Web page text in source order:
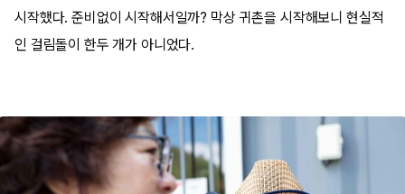
시작했다. 준비없이 시작해서일까? 막상 귀촌을 시작해보니 현실적
인 걸림돌이 한두 개가 아니었다.